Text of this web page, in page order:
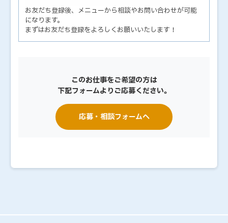
お友だち登録後、メニューから相談やお問い合わせが可能
になります。
まずはお友だち登録をよろしくお願いいたします！
このお仕事をご希望の方は
下記フォームよりご応募ください。
応募・相談フォームへ